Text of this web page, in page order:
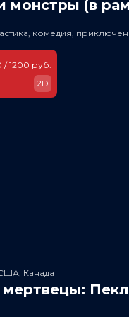
монстры (в
комедия,
/ 1200 руб.
2D
Канада